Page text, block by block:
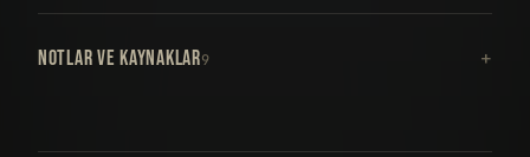
NOTLAR VE KAYNAKLAR9